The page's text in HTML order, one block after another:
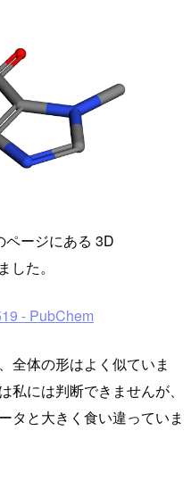
ージにある 3D
た。
- PubChem
全体の形はよく似ていま
には判断できませんが、
タと大きく食い違っていま